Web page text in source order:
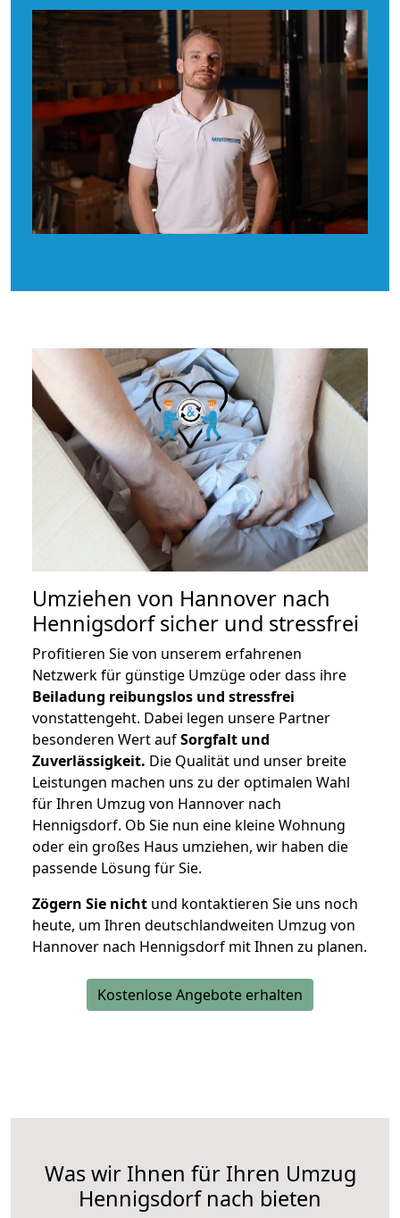
Umziehen von Hannover nach
Hennigsdorfsicher und stressfrei
Profitieren Sie von unserem erfahrenen
Netzwerk für günstige Umzüge oder dass ihre
Beiladung reibungslos und stressfrei
vonstattengeht. Dabei legen unsere Partner
besonderen Wert aufSorgfalt und
Zuverlässigkeit. Die Qualität und unser breite
Leistungen machen uns zu der optimalen Wahl
für Ihren Umzug von Hannover nach
Hennigsdorf. Ob Sie nun eine kleine Wohnung
oder ein großes Haus umziehen, wir haben die
passende Lösung für Sie.
Zögern Sie nicht und kontaktieren Sie uns noch
heute, um Ihren deutschlandweiten Umzug von
Hannover nach Hennigsdorf mit Ihnen zu planen.
Kostenlose Angebote erhalten
Was wir Ihnen für Ihren Umzug
Hennigsdorf nach bieten